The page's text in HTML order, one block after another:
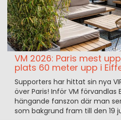
VM 2026: Paris mest
plats 60 meter upp i
Supporters har hittat sin nya
över Paris! Inför VM förvandlas
hängande fanszon där man
som bakgrund fram till den 19